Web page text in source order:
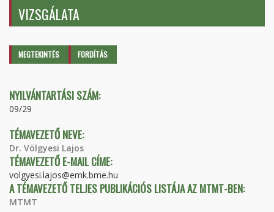
VIZSGÁLATA
Elsődleges fülek
MEGTEKINTÉS (AKTÍVFORDÍTÁS
NYILVÁNTARTÁSI SZÁM:
09/29
TÉMAVEZETŐ NEVE:
Dr. Völgyesi Lajos
TÉMAVEZETŐ E-MAIL CÍME:
volgyesi.lajos@emk.bme.hu
A TÉMAVEZETŐ TELJES PUBLIKÁCIÓS LISTÁJA AZ MTMT-BEN:
MTMT